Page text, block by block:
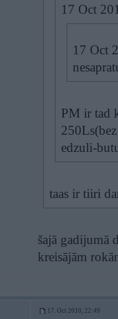
17 Oct
17 Oct
PM ir tad
edzuli-
taas ir tiiri
šajā gadijumā
kreisājām
17. Oct 2010, 22:49